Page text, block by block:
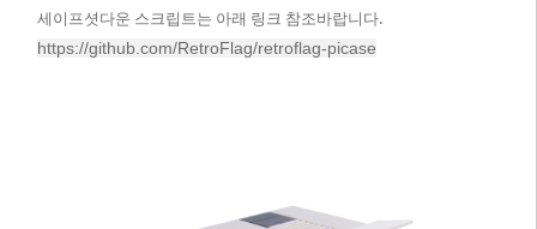
​세이프셧다운 스크립트는 아래 링크 참조바랍니다.
https://github.com/RetroFlag/retroflag-picase